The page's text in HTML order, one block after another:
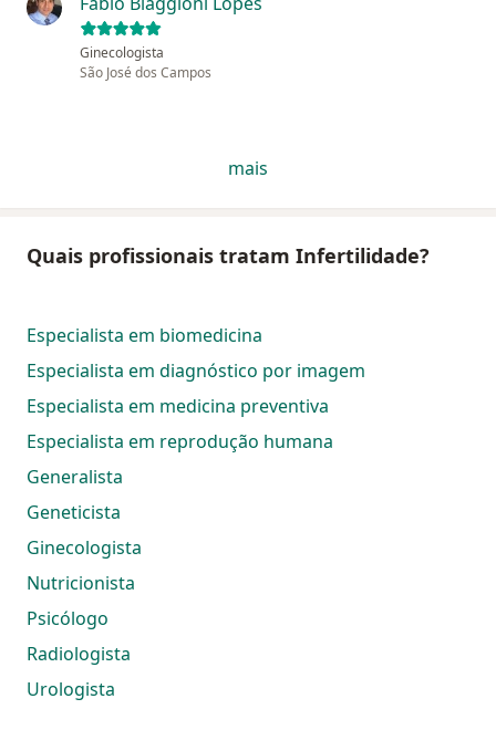
Ginecologista
São José dos Campos
mais
Quais profissionais tratam Infertilidade?
Especialista em biomedicina
Especialista em diagnóstico por imagem
Especialista em medicina preventiva
Especialista em reprodução humana
Generalista
Geneticista
Ginecologista
Nutricionista
Psicólogo
Radiologista
Urologista